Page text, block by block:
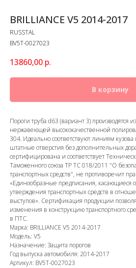
BRILLIANCE V5 2014-2017
RUSSTAL
BV5T-0027023
13860,00 р.
В корзину
Пороги труба d63 (вариант 3) производятся
нержавеющей высококачественной
304. Идеально соответствуют линиям кузова
штатные отверстия без дополнительных
сертифицирована и соответствует
Таможенного союза ТР ТС 018/2011 "О
транспортных средств", не противоречит
«Единообразные предписания, касающиеся
утверждения транспортных средств в
выступов». Сертификация продукции
изменения в конструкцию транспортного
в ПТС.
Марка: BRILLIANCE V5 2014-2017
Модель: V5
Назначение: Защита порогов
Год выпуска автомобиля: 2014-2017
Артикул: BV5T-0027023